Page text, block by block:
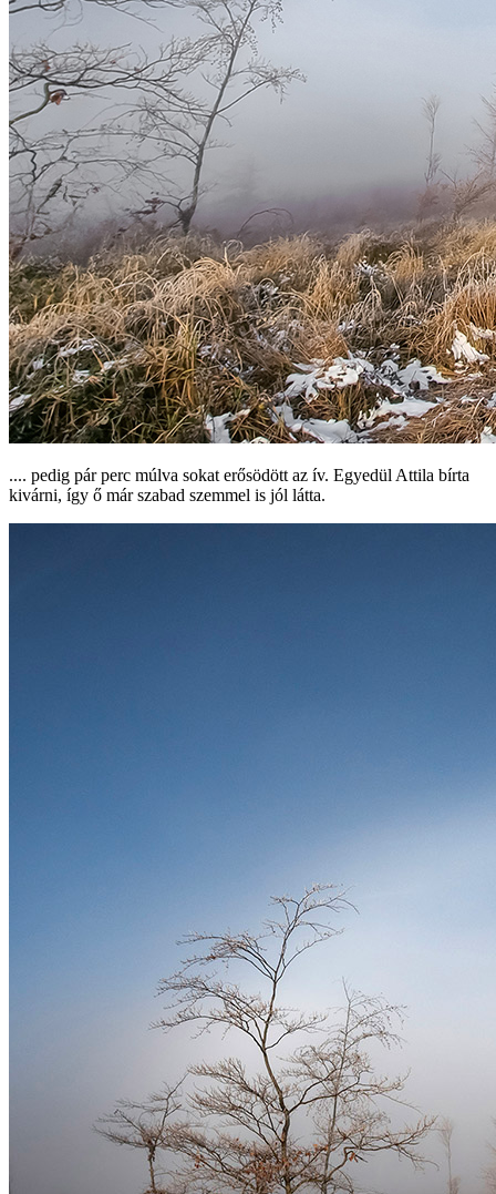
.... pedig pár perc múlva sokat erősödött az ív. Egyedül Attila bírta
kivárni, így ő már szabad szemmel is jól látta.